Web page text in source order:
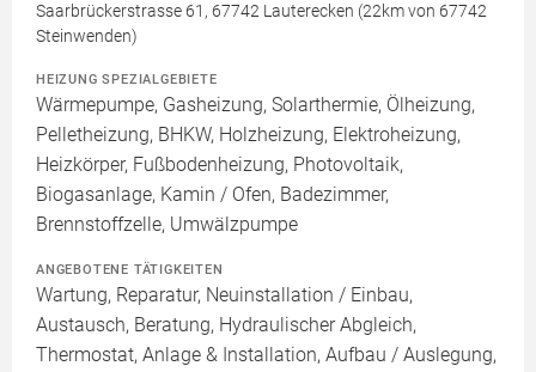
Saarbrückerstrasse 61, 67742 Lauterecken (22km von 67742
Steinwenden)
HEIZUNG SPEZIALGEBIETE
Wärmepumpe, Gasheizung, Solarthermie, Ölheizung,
Pelletheizung, BHKW, Holzheizung, Elektroheizung,
Heizkörper, Fußbodenheizung, Photovoltaik,
Biogasanlage, Kamin / Ofen, Badezimmer,
Brennstoffzelle, Umwälzpumpe
ANGEBOTENE TÄTIGKEITEN
Wartung, Reparatur, Neuinstallation / Einbau,
Austausch, Beratung, Hydraulischer Abgleich,
Thermostat, Anlage & Installation, Aufbau / Auslegung,